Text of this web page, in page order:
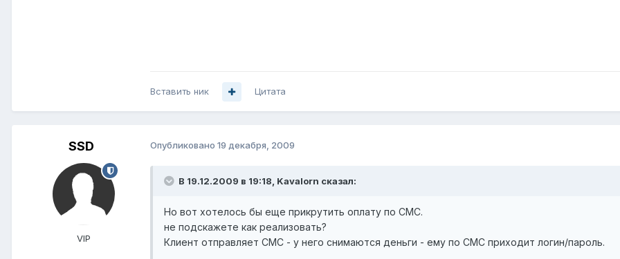
Вставить ник Цитата
SSD
VIP
Опубликовано 19 декабря, 2009
В 19.12.2009 в 19:18, Kavalorn сказал:
Но вот хотелось бы еще прикрутить оплату по СМС.
не подскажете как реализовать?
Клиент отправляет СМС - у него снимаются деньги - ему по СМС приходит логин/пароль.